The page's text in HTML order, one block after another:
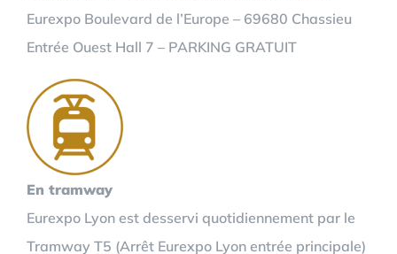
Eurexpo Boulevard de l’Europe – 69680 Chassieu
Entrée Ouest Hall 7 – PARKING GRATUIT
En tramway
Eurexpo Lyon est desservi quotidiennement par le
Tramway T5 (Arrêt Eurexpo Lyon entrée principale)